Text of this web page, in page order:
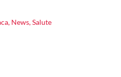
, News,Salute